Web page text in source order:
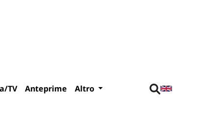
TV Anteprime Altro